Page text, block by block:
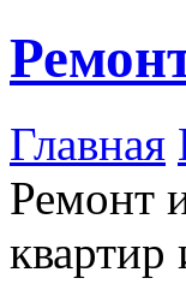
Главная
Ремонт
квартир